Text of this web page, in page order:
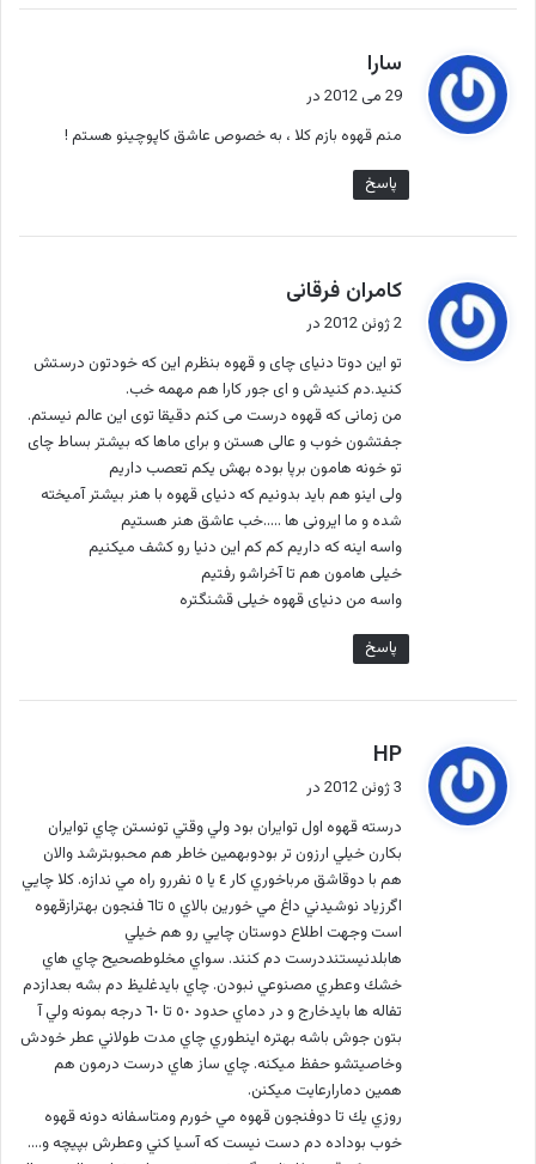
سارا
:
29 می 2012 در
منم قهوه بازم کلا ، به خصوص عاشق کاپوچینو هستم !
پاسخ
کامران فرقانی
:
2 ژوئن 2012 در
تو این دوتا دنیای چای و قهوه بنظرم این که خودتون درستش
کنید.دم کنیدش و ای جور کارا هم مهمه خب.
من زمانی که قهوه درست می کنم دقیقا توی این عالم نیستم.
جفتشون خوب و عالی هستن و برای ماها که بیشتر بساط چای
تو خونه هامون برپا بوده بهش یکم تعصب داریم
ولی اینو هم باید بدونیم که دنیای قهوه با هنر بیشتر آمیخته
شده و ما ایرونی ها …..خب عاشق هنر هستیم
واسه اینه که داریم کم کم این دنیا رو کشف میکنیم
خیلی هامون هم تا آخراشو رفتیم
واسه من دنیای قهوه خیلی قشنگتره
پاسخ
HP
:
3 ژوئن 2012 در
درسته قهوه اول توايران بود ولي وقتي تونستن چاي توايران
بكارن خيلي ارزون تر بودوبهمين خاطر هم محبوبترشد والان
هم با دوقاشق مرباخوري كار ٤ يا ٥ نفررو راه مي ندازه. كلا چايي
اگرزياد نوشيدني داغ مي خورين بالاي ٥ تا٦ فنجون بهترازقهوه
است وجهت اطلاع دوستان چايي رو هم خيلي
هابلدنيستنددرست دم كنند. سواي مخلوطصحيح چاي هاي
خشك وعطري مصنوعي نبودن. چاي بايدغليظ دم بشه بعدازدم
تفاله ها بايدخارج و در دماي حدود ٥٠ تا ٦٠ درجه بمونه ولي آ
بتون جوش باشه بهتره اينطوري چاي مدت طولاني عطر خودش
وخاصيتشو حفظ ميكنه. چاي ساز هاي درست درمون هم
همين دمارارعايت ميكنن.
روزي يك تا دوفنجون قهوه مي خورم ومتاسفانه دونه قهوه
خوب بوداده دم دست نيست كه آسيا كني وعطرش بپيچه و….